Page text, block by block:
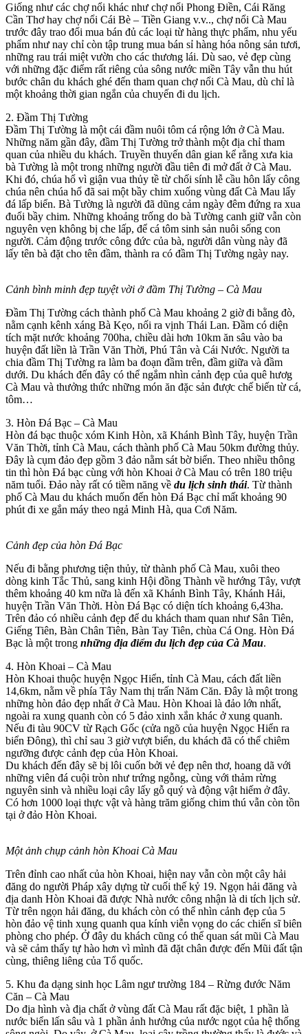
Giống như các chợ nổi khác như chợ nổi Phong Điền, Cái Răng
Cần Thơ hay chợ nổi Cái Bè – Tiền Giang v.v.., chợ nổi Cà Mau
trước đây trao đổi mua bán đủ các loại từ hàng thực phẩm, nhu yếu
phẩm như nay chỉ còn tập trung mua bán sỉ hàng hóa nông sản tươi,
những rau trái miệt vườn cho các thương lái. Dù sao, vẻ đẹp cùng
với những đặc điểm rất riêng của sông nước miền Tây vẫn thu hút
bước chân du khách ghé đến tham quan chợ nổi Cà Mau, dù chỉ là
một khoảng thời gian ngắn của chuyến đi du lịch.
2. Đầm Thị Tường
Đầm Thị Tường là một cái đầm nuôi tôm cá rộng lớn ở Cà Mau.
Những năm gần đây, đầm Thị Tường trở thành một địa chỉ tham
quan của nhiều du khách. Truyền thuyến dân gian kể rằng xưa kia
bà Tường là một trong những người đầu tiên đi mở đất ở Cà Mau.
Khi đó, chúa hổ vì giận vua thủy tề từ chối sính lễ cầu hôn lấy công
chúa nên chúa hổ đã sai một bầy chim xuống vùng đất Cà Mau lấy
đá lấp biển. Bà Tường là người đã dũng cảm ngày đêm đứng ra xua
đuổi bầy chim. Những khoảng trống do bà Tường canh giữ vẫn còn
nguyên vẹn không bị che lấp, để cá tôm sinh sản nuôi sống con
người. Cảm động trước công đức của bà, người dân vùng này đã
lấy tên bà đặt cho tên đầm, thành ra có đầm Thị Tường ngày nay.
Cảnh bình minh đẹp tuyệt vời ở đầm Thị Tường – Cà Mau
Đầm Thị Tường cách thành phố Cà Mau khoảng 2 giờ đi bằng đò,
nằm cạnh kênh xáng Bà Kẹo, nối ra vịnh Thái Lan. Đầm có diện
tích mặt nước khoảng 700ha, chiều dài hơn 10km ăn sâu vào ba
huyện đất liền là Trần Văn Thời, Phú Tân và Cái Nước. Người ta
chia đầm Thị Tường ra làm ba đoạn đầm trên, đầm giữa và đầm
dưới. Du khách đến đây có thể ngắm nhìn cảnh đẹp của quê hươg
Cà Mau và thưởng thức những món ăn đặc sản được chế biến từ cá,
tôm…
3. Hòn Đá Bạc – Cà Mau
Hòn đá bạc thuộc xóm Kinh Hòn, xã Khánh Bình Tây, huyện Trần
Văn Thời, tỉnh Cà Mau, cách thành phố Cà Mau 50km đường thủy.
Đây là cụm đảo đẹp gồm 3 đảo nằm sát bờ biển. Theo nhiều thông
tin thì hòn Đá bạc cùng với hòn Khoai ở Cà Mau có trên 180 triệu
năm tuổi. Đảo này rất có tiềm năng về du lịch sinh thái. Từ thành
phố Cà Mau du khách muốn đến hòn Đá Bạc chỉ mất khoảng 90
phút đi xe gắn máy theo ngả Minh Hà, qua Cơi Năm.
Cảnh đẹp của hòn Đá Bạc
Nếu đi bằng phương tiện thủy, từ thành phố Cà Mau, xuôi theo
dòng kinh Tắc Thủ, sang kinh Hội đồng Thành về hướng Tây, vượt
thêm khoảng 40 km nữa là đến xã Khánh Bình Tây, Khánh Hải,
huyện Trần Văn Thời. Hòn Đá Bạc có diện tích khoảng 6,43ha.
Trên đảo có nhiều cảnh đẹp để du khách tham quan như Sân Tiên,
Giếng Tiên, Bàn Chân Tiên, Bàn Tay Tiên, chùa Cá Ong. Hòn Đá
Bạc là một trong những địa điểm du lịch đẹp của Cà Mau.
4. Hòn Khoai – Cà Mau
Hòn Khoai thuộc huyện Ngọc Hiển, tỉnh Cà Mau, cách đất liền
14,6km, nằm về phía Tây Nam thị trấn Năm Căn. Đây là một trong
những hòn đảo đẹp nhất ở Cà Mau. Hòn Khoai là đảo lớn nhất,
ngoài ra xung quanh còn có 5 đảo xinh xắn khác ở xung quanh.
Nếu đi tàu 90CV từ Rạch Gốc (cửa ngõ của huyện Ngọc Hiển ra
biển Đông), thì chỉ sau 3 giờ vượt biển, du khách đã có thể chiêm
ngưỡng được cảnh đẹp của Hòn Khoai.
Du khách đến đây sẽ bị lôi cuốn bởi vẻ đẹp nên thơ, hoang dã với
những viên đá cuội tròn như trứng ngỗng, cùng với thảm rừng
nguyên sinh và nhiều loại cây lấy gỗ quý và động vật hiếm ở đây.
Có hơn 1000 loại thực vật và hàng trăm giống chim thú vẫn còn tồn
tại ở đảo Hòn Khoai.
Một ảnh chụp cảnh hòn Khoai Cà Mau
Trên đỉnh cao nhất của hòn Khoai, hiện nay vẫn còn một cây hải
đăng do người Pháp xây dựng từ cuối thế kỷ 19. Ngọn hải đăng và
địa danh Hòn Khoai đã được Nhà nước công nhận là di tích lịch sử.
Từ trên ngọn hải đăng, du khách còn có thể nhìn cảnh đẹp của 5
hòn đảo vệ tinh xung quanh qua kính viễn vọng do các chiến sĩ biên
phòng cho phép. Ở đây du khách cũng có thể quan sát mũi Cà Mau
và sẽ cảm thấy tự hào hơn vì mình đã đặt chân được đến Mũi đất tận
cùng, thiêng liêng của Tổ quốc.
5. Khu đa dạng sinh học Lâm ngư trường 184 – Rừng đước Năm
Căn – Cà Mau
Do địa hình và địa chất ở vùng đất Cà Mau rất đặc biệt, 1 phần là
nước biển lấn sâu và 1 phần ảnh hưởng của nước ngọt của hệ thống